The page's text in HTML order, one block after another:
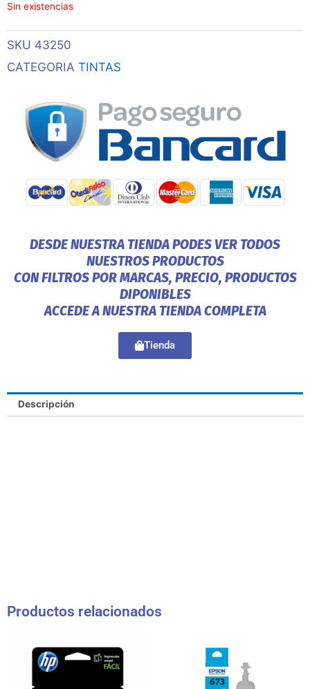
Sin existencias
SKU 43250
CATEGORIA TINTAS
DESDE NUESTRA TIENDA PODES VER TODOS
NUESTROS PRODUCTOS
CON FILTROS POR MARCAS, PRECIO, PRODUCTOS
DIPONIBLES
ACCEDE A NUESTRA TIENDA COMPLETA
Tienda
Descripción
Productos relacionados